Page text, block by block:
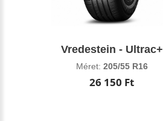
Vredestein - Ultrac+
Méret: 205/55 R16
26 150 Ft